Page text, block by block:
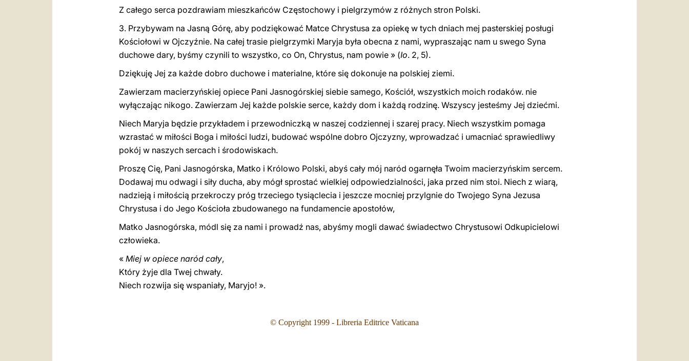
Z całego serca pozdrawiam mieszkańców Częstochowy i pielgrzymów z różnych stron Polski.
3. Przybywam na Jasną Górę, aby podziękować Matce Chrystusa za opiekę w tych dniach mej pasterskiej posługi
Kościołowi w Ojczyźnie. Na całej trasie pielgrzymki Maryja była obecna z nami, wypraszając nam u swego Syna
duchowe dary, byśmy czynili to wszystko, co On, Chrystus, nam powie » (Io. 2, 5).
Dziękuję Jej za każde dobro duchowe i materialne, które się dokonuje na polskiej ziemi.
Zawierzam macierzyńskiej opiece Pani Jasnogórskiej siebie samego, Kościół, wszystkich moich rodaków. nie
wyłączając nikogo. Zawierzam Jej każde polskie serce, każdy dom i każdą rodzinę. Wszyscy jesteśmy Jej dziećmi.
Niech Maryja będzie przykładem i przewodniczką w naszej codziennej i szarej pracy. Niech wszystkim pomaga
wzrastać w miłości Boga i miłości ludzi, budować wspólne dobro Ojczyzny, wprowadzać i umacniać sprawiedliwy
pokój w naszych sercach i środowiskach.
Proszę Cię, Pani Jasnogórska, Matko i Królowo Polski, abyś cały mój naród ogarnęła Twoim macierzyńskim sercem.
Dodawaj mu odwagi i siły ducha, aby mógł sprostać wielkiej odpowiedzialności, jaka przed nim stoi. Niech z wiarą,
nadzieją i miłością przekroczy próg trzeciego tysiąclecia i jeszcze mocniej przylgnie do Twojego Syna Jezusa
Chrystusa i do Jego Kościoła zbudowanego na fundamencie apostołów,
Matko Jasnogórska, módl się za nami i prowadź nas, abyśmy mogli dawać świadectwo Chrystusowi Odkupicielowi
człowieka.
« Miej w opiece naród cały,
Który żyje dla Twej chwały.
Niech rozwija się wspaniały, Maryjo! ».
© Copyright 1999 - Libreria Editrice Vaticana